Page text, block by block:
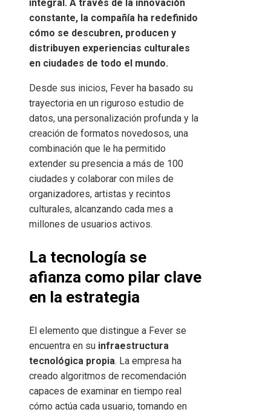
integral. A través de la innovación
constante, la compañía ha redefinido
cómo se descubren, producen y
distribuyen experiencias culturales
en ciudades de todo el mundo.
Desde sus inicios, Fever ha basado su
trayectoria en un riguroso estudio de
datos, una personalización profunda y la
creación de formatos novedosos, una
combinación que le ha permitido
extender su presencia a más de 100
ciudades y colaborar con miles de
organizadores, artistas y recintos
culturales, alcanzando cada mes a
millones de usuarios activos.
La tecnología se
afianza como pilar clave
en la estrategia
El elemento que distingue a Fever se
encuentra en su infraestructura
tecnológica propia. La empresa ha
creado algoritmos de recomendación
capaces de examinar en tiempo real
cómo actúa cada usuario, tomando en